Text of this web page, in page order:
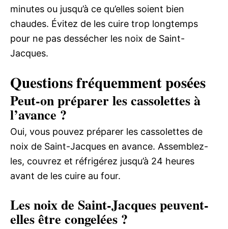
minutes ou jusqu’à ce qu’elles soient bien
chaudes. Évitez de les cuire trop longtemps
pour ne pas dessécher les noix de Saint-
Jacques.
Questions fréquemment posées
Peut-on préparer les cassolettes à
l’avance ?
Oui, vous pouvez préparer les cassolettes de
noix de Saint-Jacques en avance. Assemblez-
les, couvrez et réfrigérez jusqu’à 24 heures
avant de les cuire au four.
Les noix de Saint-Jacques peuvent-
elles être congelées ?